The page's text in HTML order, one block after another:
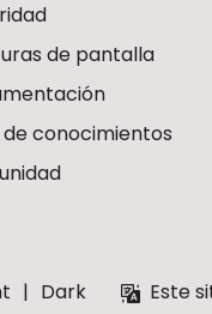
de pantalla
de conocimientos
Dark
Este